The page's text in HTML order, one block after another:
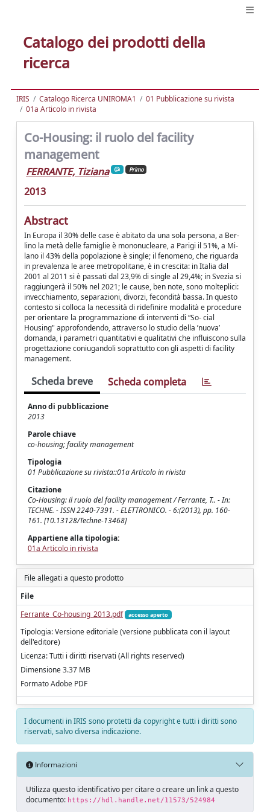
Catalogo dei prodotti della
ricerca
IRIS Catalogo Ricerca UNIROMA1
01 Pubblicazione su rivista
01a Articolo in rivista
Co-Housing: il ruolo del facility
management
FERRANTE, Tiziana Primo
2013
Abstract
In Europa il 30% delle case è abitato da una sola persona, a Ber-
lino la metà delle famiglie è mononucleare, a Parigi il 51%, a Mi-
lano il 43% della popolazione è single; il fenomeno, che riguarda
in prevalenza le aree metropolitane, è in crescita: in Italia dal
2001 al 2011 si è passati dal 23,9% di single al 29,4%; in Svezia si
raggiungerà il 50% nel 2021; le cause, ben note, sono molteplici:
invecchiamento, separazioni, divorzi, fecondità bassa. In questo
contesto si colloca la necessità di ridefinire modalità e procedure
per orientare la programmazione di interventi di “So- cial
Housing" approfondendo, attraverso lo studio della ’nuova’
domanda, i parametri quantitativi e qualitativi che influiscono sulla
progettazione coniugandoli soprattutto con gli aspetti di facility
management.
Scheda breve Scheda completa
Anno di pubblicazione
2013
Parole chiave
co-housing; facility management
Tipologia
01 Pubblicazione su rivista::01a Articolo in rivista
Citazione
Co-Housing: il ruolo del facility management / Ferrante, T.. - In:
TECHNE. - ISSN 2240-7391. - ELETTRONICO. - 6:(2013), pp. 160-
161. [10.13128/Techne-13468]
Appartiene alla tipologia:
01a Articolo in rivista
File allegati a questo prodotto
File
Ferrante_Co-housing_2013.pdf
accesso aperto
Tipologia: Versione editoriale (versione pubblicata con il layout
dell'editore)
Licenza: Tutti i diritti riservati (All rights reserved)
Dimensione 3.37 MB
Formato Adobe PDF
I documenti in IRIS sono protetti da copyright e tutti i diritti sono
riservati, salvo diversa indicazione.
Informazioni
Utilizza questo identificativo per citare o creare un link a questo
documento: https://hdl.handle.net/11573/524984